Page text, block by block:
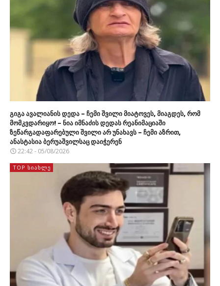
გიგა ავალიანის დედა – ჩემი შვილი მიატოვეს, მიაგდეს, რომ
მომკვდარიყო! – ნია იმნაძის დედას რეანიმაციაში
ზეწარგადაფარებული შვილი არ უნახავს – ჩემი აზრით,
ანასტასია ბერუაშვილსაც დაიჭერენ
22:42 - 05/08/2026
TOP ᲡᲘᲐᲮᲚᲔ